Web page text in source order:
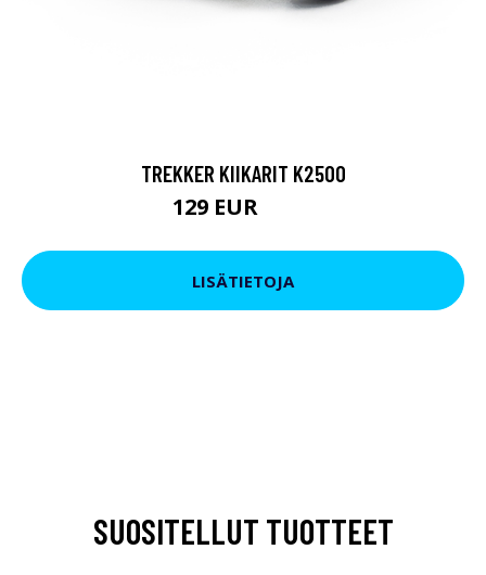
TREKKER KIIKARIT K2500
129 EUR
LISÄTIETOJA
SUOSITELLUT TUOTTEET